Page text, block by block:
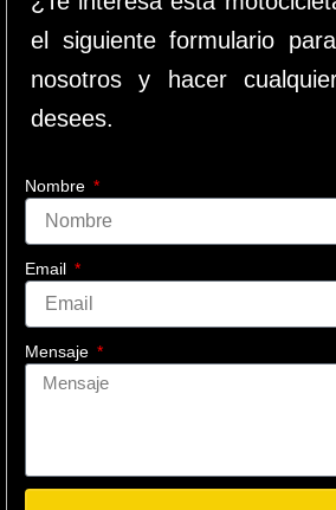
el siguiente formulario
nosotros y hacer
desees.
Nombre
Email
Mensaje